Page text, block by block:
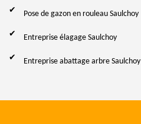
Pose de gazon en rouleau Saulchoy
Entreprise élagage Saulchoy
Entreprise abattage arbre Saulchoy